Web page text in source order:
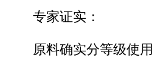
专家证实：
原料确实分等级使用